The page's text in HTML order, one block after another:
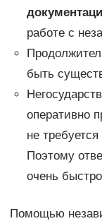
работе с
быть
оперативно
не
Поэтому
очень
Помощью